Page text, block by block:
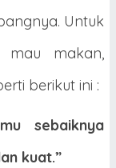
Untuk
mau makan,
berikut ini :
sebaiknya
kuat.”